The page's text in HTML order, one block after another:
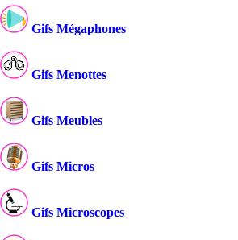
Gifs Mégaphones
Gifs Menottes
Gifs Meubles
Gifs Micros
Gifs Microscopes